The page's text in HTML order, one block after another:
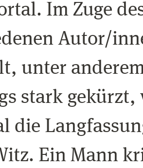
Im Zuge
Autor/
unter
stark gekürzt,
die
Ein Mann